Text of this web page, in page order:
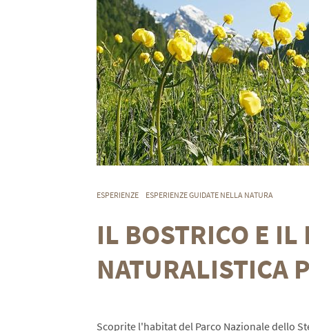
ESPERIENZE ESPERIENZE GUIDATE NELLA NATURA
IL BOSTRICO E
NATURALISTICA
Scoprite l'habitat del Parco Nazionale dello